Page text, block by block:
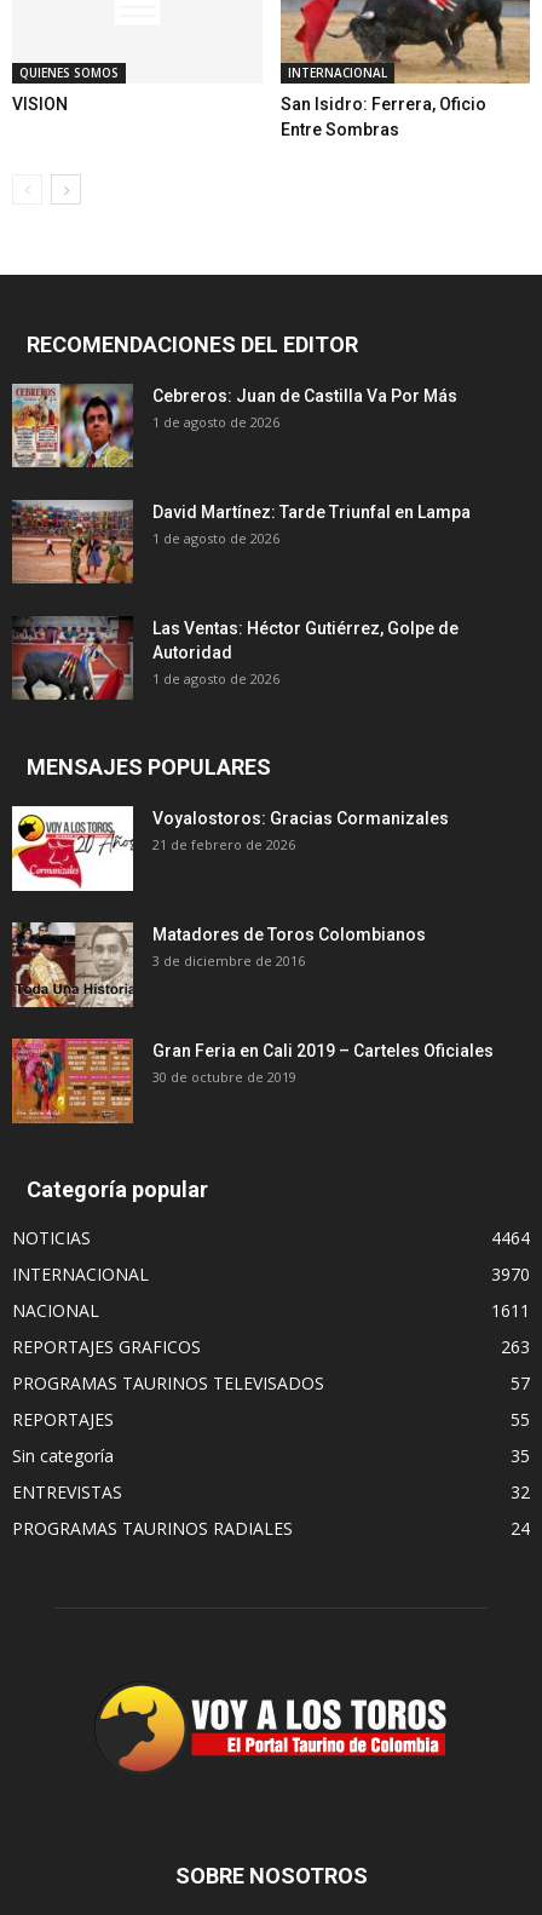
QUIENES SOMOS
VISION
INTERNACIONAL
San Isidro: Ferrera, Oficio
Entre Sombras
RECOMENDACIONES DEL EDITOR
Cebreros: Juan de Castilla Va Por Más
1 de agosto de 2026
David Martínez: Tarde Triunfal en Lampa
1 de agosto de 2026
Las Ventas: Héctor Gutiérrez, Golpe de
Autoridad
1 de agosto de 2026
MENSAJES POPULARES
Voyalostoros: Gracias Cormanizales
21 de febrero de 2026
Matadores de Toros Colombianos
3 de diciembre de 2016
Gran Feria en Cali 2019 – Carteles Oficiales
30 de octubre de 2019
Categoría popular
NOTICIAS
4464
INTERNACIONAL
3970
NACIONAL
1611
REPORTAJES GRAFICOS
263
PROGRAMAS TAURINOS TELEVISADOS
57
REPORTAJES
55
Sin categoría
35
ENTREVISTAS
32
PROGRAMAS TAURINOS RADIALES
24
SOBRE NOSOTROS